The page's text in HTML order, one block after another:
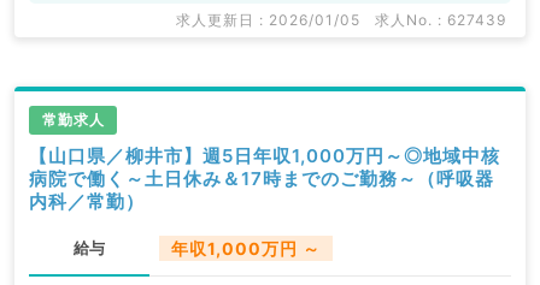
関求人はもちろんのこと、
ます。
求人内容の詳細等はお気軽にお問合せ下さい。
求人更新日 : 2026/01/05 求人No. : 627439
常勤求人
【山口県／柳井市】週5日年収1,000万円～◎地域中核
病院で働く～土日休み＆17時までのご勤務～（呼吸器
内科／常勤）
給与 年収1,000万円 ～